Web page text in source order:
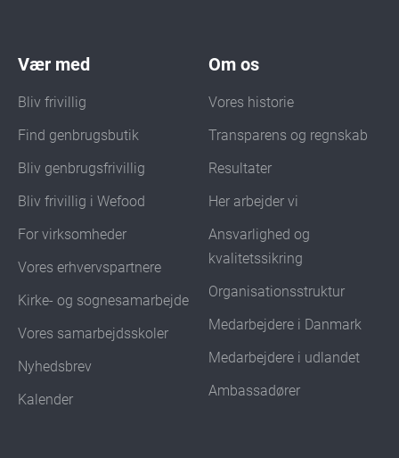
Vær med
Bliv frivillig
Find genbrugsbutik
Bliv genbrugsfrivillig
Bliv frivillig i Wefood
For virksomheder
Vores erhvervspartnere
Kirke- og sognesamarbejde
Vores samarbejdsskoler
Nyhedsbrev
Kalender
Om os
Vores historie
Transparens og regnskab
Resultater
Her arbejder vi
Ansvarlighed og
kvalitetssikring
Organisationsstruktur
Medarbejdere i Danmark
Medarbejdere i udlandet
Ambassadører